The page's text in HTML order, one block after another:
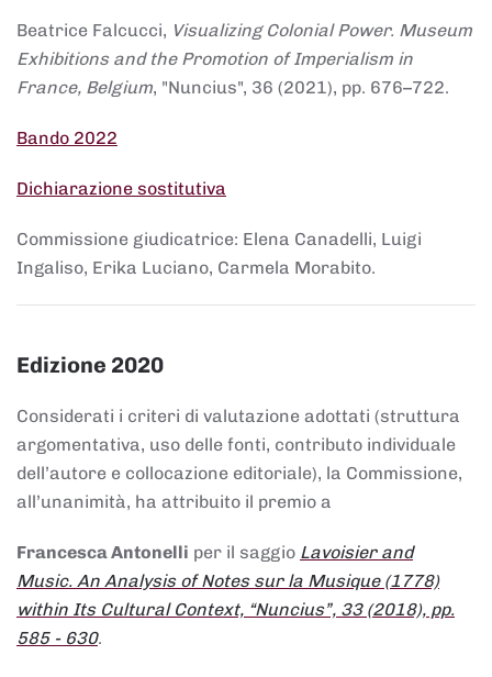
Beatrice Falcucci, Visualizing Colonial Power. Museum
Exhibitions and the Promotion of Imperialism in
France, Belgium, "Nuncius", 36 (2021), pp. 676–722.
Bando 2022
Dichiarazione sostitutiva
Commissione giudicatrice: Elena Canadelli, Luigi
Ingaliso, Erika Luciano, Carmela Morabito.
Edizione 2020
Considerati i criteri di valutazione adottati (struttura
argomentativa, uso delle fonti, contributo individuale
dell’autore e collocazione editoriale), la Commissione,
all’unanimità, ha attribuito il premio a
Francesca Antonelli per il saggio Lavoisier and
Music. An Analysis of Notes sur la Musique (1778)
within Its Cultural Context, “Nuncius”, 33 (2018), pp.
585 - 630.